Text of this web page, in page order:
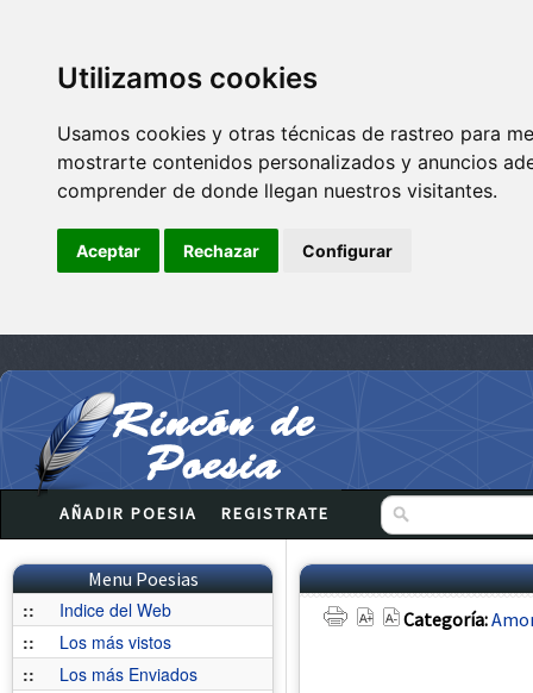
Utilizamos cookies
Usamos cookies y otras técnicas de rastreo para
mostrarte contenidos personalizados y anuncios
comprender de donde llegan nuestros visitantes.
Aceptar Rechazar Configurar
AÑADIR POESIA REGISTRATE
Menu Poesias
::
Indice del Web
::
Los más vistos
::
Los más Enviados
Categoría: